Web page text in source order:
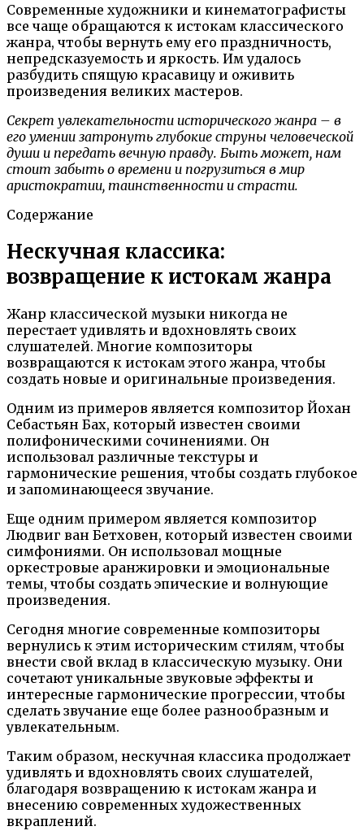
Современные художники и кинематографисты
все чаще обращаются к истокам классического
жанра, чтобы вернуть ему его праздничность,
непредсказуемость и яркость. Им удалось
разбудить спящую красавицу и оживить
произведения великих мастеров.
Секрет увлекательности исторического жанра – в
его умении затронуть глубокие струны человеческой
души и передать вечную правду. Быть может, нам
стоит забыть о времени и погрузиться в мир
аристократии, таинственности и страсти.
Содержание
Нескучная классика:
возвращение к истокам жанра
Жанр классической музыки никогда не
перестает удивлять и вдохновлять своих
слушателей. Многие композиторы
возвращаются к истокам этого жанра, чтобы
создать новые и оригинальные произведения.
Одним из примеров является композитор Йохан
Себастьян Бах, который известен своими
полифоническими сочинениями. Он
использовал различные текстуры и
гармонические решения, чтобы создать глубокое
и запоминающееся звучание.
Еще одним примером является композитор
Людвиг ван Бетховен, который известен своими
симфониями. Он использовал мощные
оркестровые аранжировки и эмоциональные
темы, чтобы создать эпические и волнующие
произведения.
Сегодня многие современные композиторы
вернулись к этим историческим стилям, чтобы
внести свой вклад в классическую музыку. Они
сочетают уникальные звуковые эффекты и
интересные гармонические прогрессии, чтобы
сделать звучание еще более разнообразным и
увлекательным.
Таким образом, нескучная классика продолжает
удивлять и вдохновлять своих слушателей,
благодаря возвращению к истокам жанра и
внесению современных художественных
вкраплений.